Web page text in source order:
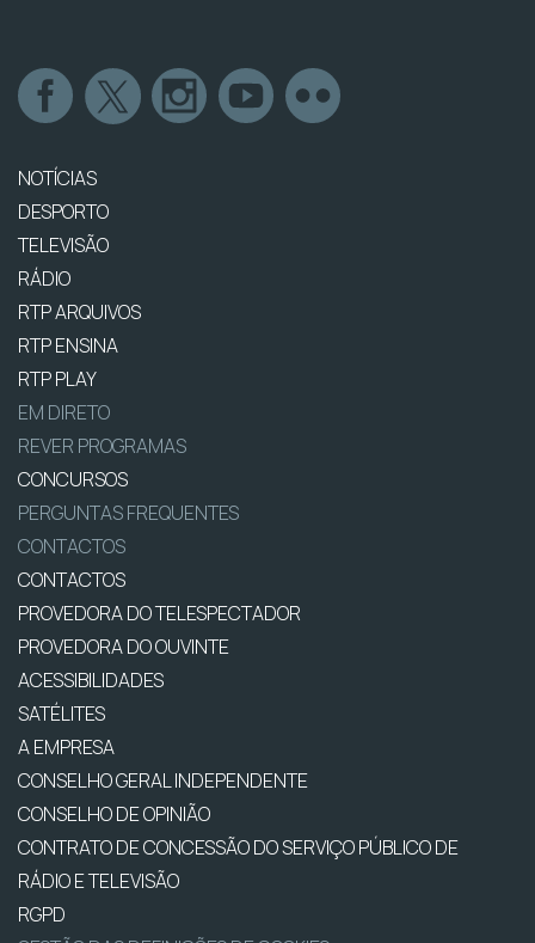
NOTÍCIAS
DESPORTO
TELEVISÃO
RÁDIO
RTP ARQUIVOS
RTP ENSINA
RTP PLAY
EM DIRETO
REVER PROGRAMAS
CONCURSOS
PERGUNTAS FREQUENTES
CONTACTOS
CONTACTOS
PROVEDORA DO TELESPECTADOR
PROVEDORA DO OUVINTE
ACESSIBILIDADES
SATÉLITES
A EMPRESA
CONSELHO GERAL INDEPENDENTE
CONSELHO DE OPINIÃO
CONTRATO DE CONCESSÃO DO SERVIÇO PÚBLICO DE
RÁDIO E TELEVISÃO
RGPD